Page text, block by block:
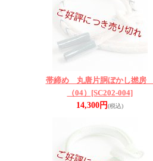
帯締め 丸唐片胴ぼかし撚
（04） [SC202-004]
14,300円(税込)